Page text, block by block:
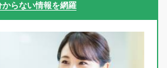
からない情報を網羅